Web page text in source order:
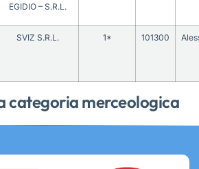
categoria merceologica
EGIDIO – S.R.L.
SVIZ S.R.L. 1* 101300